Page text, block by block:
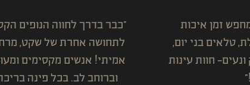
הכניסו אותנו
לנווה מדבר
בצניעות ,בחום
פינה יפה לנוח
"הצימר יפהפה , מעוצב ממש
! ה ש ק ט … מדבר, מרחבים,
וואווווו, חופשה